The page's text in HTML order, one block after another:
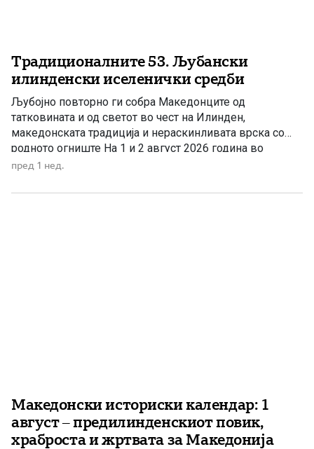
Традиционалните 53. Љубански
илинденски иселенички средби
Љубојно повторно ги собра Македонците од
татковината и од светот во чест на Илинден,
македонската традиција и нераскинливата врска со
родното огниште На 1 и 2 август 2026 година во
Љубојно се одржаа традиционалните „53. Љубански
има големо значење не само за Љубојно и Преспа,
пред 1 нед.
Македонски историски календар: 1
август – предилинденскиот повик,
храброста и жртвата за Македонија